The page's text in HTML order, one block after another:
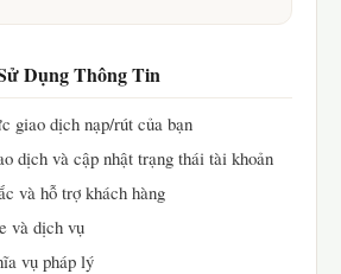
Dụng Thông Tin
giao dịch nạp/rút của bạn
dịch và cập nhật trạng thái tài khoản
và hỗ trợ khách hàng
và dịch vụ
vụ pháp lý